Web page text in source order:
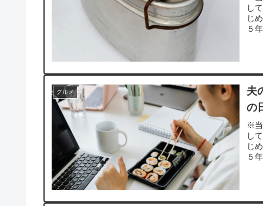
し
じ
５
グルメ
夫
の
※当
し
じ
５